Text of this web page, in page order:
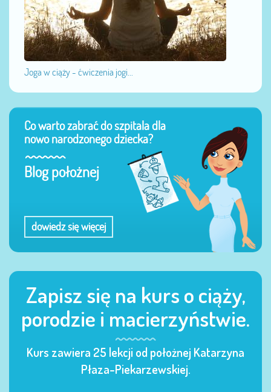
Joga w ciąży - ćwiczenia jogi...
Co warto zabrać do szpitala dla
nowo narodzonego dziecka?
Blog położnej
dowiedz się więcej
Zapisz się na kurs o ciąży,
porodzie i macierzyństwie.
Kurs zawiera 25 lekcji od położnej Katarzyna
Płaza-Piekarzewskiej.